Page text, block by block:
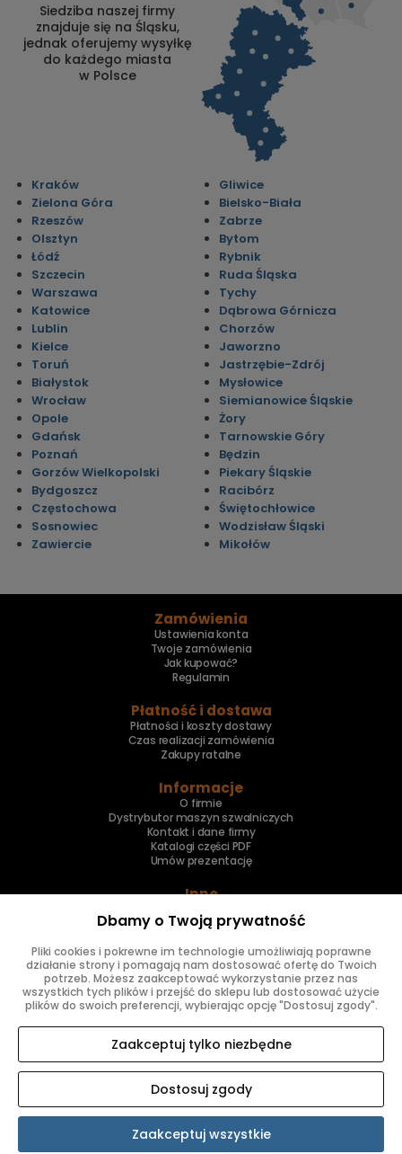
Siedziba naszej firmy
znajduje się na Śląsku,
jednak oferujemy wysyłkę
do każdego miasta
w Polsce
Kraków
Zielona Góra
Rzeszów
Olsztyn
Łódź
Szczecin
Warszawa
Katowice
Lublin
Kielce
Toruń
Białystok
Wrocław
Opole
Gdańsk
Poznań
Gorzów Wielkopolski
Bydgoszcz
Częstochowa
Sosnowiec
Zawiercie
Gliwice
Bielsko-Biała
Zabrze
Bytom
Rybnik
Ruda Śląska
Tychy
Dąbrowa Górnicza
Chorzów
Jaworzno
Jastrzębie-Zdrój
Mysłowice
Siemianowice Śląskie
Żory
Tarnowskie Góry
Będzin
Piekary Śląskie
Racibórz
Świętochłowice
Wodzisław Śląski
Mikołów
Zamówienia
Ustawienia konta
Twoje zamówienia
Jak kupować?
Regulamin
Płatność i dostawa
Płatności i koszty dostawy
Czas realizacji zamówienia
Zakupy ratalne
Informacje
O firmie
Dystrybutor maszyn szwalniczych
Kontakt i dane firmy
Katalogi części PDF
Umów prezentację
Inne
Naprawa maszyn
Znajdziesz nas
SKLEP INTERNETOWY SHOPER.PL
Dbamy o Twoją prywatność
Pliki cookies i pokrewne im technologie umożliwiają poprawne
działanie strony i pomagają nam dostosować ofertę do Twoich
potrzeb. Możesz zaakceptować wykorzystanie przez nas
wszystkich tych plików i przejść do sklepu lub dostosować użycie
plików do swoich preferencji, wybierając opcję "Dostosuj zgody".
Zaakceptuj tylko niezbędne
Dostosuj zgody
Zaakceptuj wszystkie